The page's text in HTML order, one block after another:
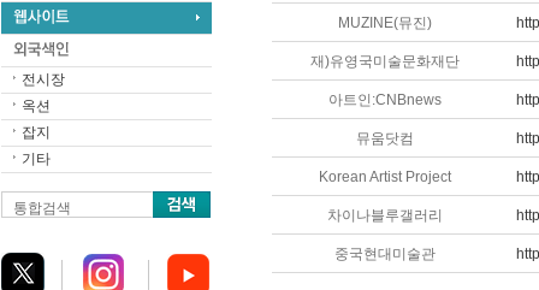
전시장
옥션
잡지
기타
통합검색
MUZINE(뮤진)
재)유영국미술문화재단
아트인:CNBnews
뮤움닷컴
Korean Artist Project
차이나블루갤러리
중국현대미술관